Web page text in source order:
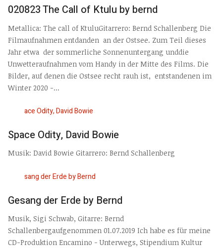
020823 The Call of Ktulu by bernd
Metallica: The call of KtuluGitarrero: Bernd Schallenberg Die
Filmaufnahmen entdanden an der Ostsee. Zum Teil dieses
Jahr etwa der sommerliche Sonnenuntergang unddie
Unwetteraufnahmen vom Handy in der Mitte des Films. Die
Bilder, auf denen die Ostsee recht rauh ist, entstandenen im
Winter 2020 -...
Space Odity, David Bowie
Musik: David Bowie Gitarrero: Bernd Schallenberg
Gesang der Erde by Bernd
Musik, Sigi Schwab, Gitarre: Bernd
Schallenbergaufgenommen 01.07.2019 Ich habe es für meine
CD-Produktion Encamino - Unterwegs, Stipendium Kultur